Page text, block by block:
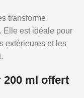
transforme
Elle est idéale pour
extérieures et les
200 ml offert